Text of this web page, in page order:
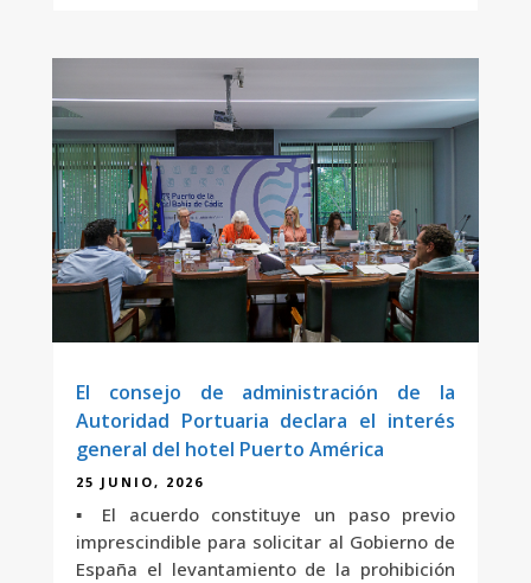
El consejo de administración de la
Autoridad Portuaria declara el interés
general del hotel Puerto América
25 JUNIO, 2026
▪ El acuerdo constituye un paso previo
imprescindible para solicitar al Gobierno de
España el levantamiento de la prohibición